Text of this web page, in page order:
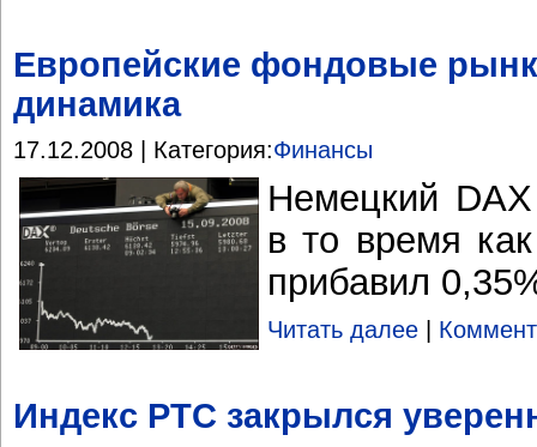
Европейские фондовые
динамика
17.12.2008 | Категория:Финансы
Немецкий
в то время
прибавил
Читать далее |
Индекс РТС закрылся